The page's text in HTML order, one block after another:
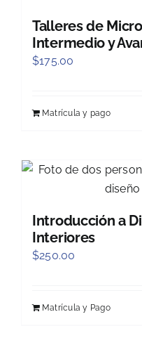
Talleres de
Intermedio y
$175.00
Matrícula y pago
Introducción a
Interiores
$250.00
Matrícula y Pago